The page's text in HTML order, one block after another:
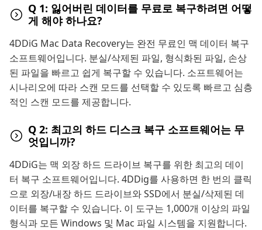
Q 1: 잃어버린 데이터를 무료로 복구하려면 어떻
게 해야 하나요?
4DDiG Mac Data Recovery는 완전 무료인 맥 데이터 복구
소프트웨어입니다. 분실/삭제된 파일, 형식화된 파일, 손상
된 파일을 빠르고 쉽게 복구할 수 있습니다. 소프트웨어는
시나리오에 따라 스캔 모드를 선택할 수 있도록 빠르고 심층
적인 스캔 모드를 제공합니다.
Q 2: 최고의 하드 디스크 복구 소프트웨어는 무
엇입니까?
4DDiG는 맥 외장 하드 드라이브 복구를 위한 최고의 데이
터 복구 소프트웨어입니다. 4DDig를 사용하면 한 번의 클릭
으로 외장/내장 하드 드라이브와 SSD에서 분실/삭제된 데
이터를 복구할 수 있습니다. 이 도구는 1,000개 이상의 파일
형식과 모든 Windows 및 Mac 파일 시스템을 지원합니다.